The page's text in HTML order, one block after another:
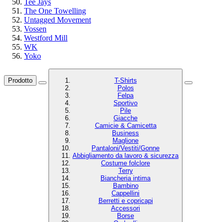
Tee Jays
The One Towelling
Untagged Movement
Vossen
Westford Mill
WK
Yoko
Prodotto
T-Shirts
Polos
Felpa
Sportivo
Pile
Giacche
Camicie & Camicetta
Business
Maglione
Pantaloni/Vestiti/Gonne
Abbigliamento da lavoro & sicurezza
Costume folclore
Terry
Biancheria intima
Bambino
Cappellini
Berretti e copricapi
Accessori
Borse